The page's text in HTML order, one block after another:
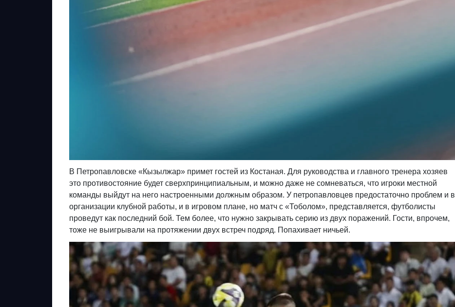
В Петропавловске «Кызылжар» примет гостей из Костаная. Для руководства и главного тренера хозяев
это противостояние будет сверхпринципиальным, и можно даже не сомневаться, что игроки местной
команды выйдут на него настроенными должным образом. У петропавловцев предостаточно проблем и в
организации клубной работы, и в игровом плане, но матч с «Тоболом», представляется, футболисты
проведут как последний бой. Тем более, что нужно закрывать серию из двух поражений. Гости, впрочем,
тоже не выигрывали на протяжении двух встреч подряд. Попахивает ничьей.